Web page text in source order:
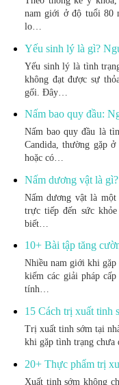
nam giới ở độ tuổi 80
lo…
Yếu sinh lý là gì?
Yếu sinh lý là tình
không đạt được sự
gối. Đây…
Nấm bao quy đầu:
Nấm bao quy đầu là
Candida, thường gặp
hoặc có…
Nấm dương vật là
Nấm dương vật là
trực tiếp đến sức
biết…
10+ Bài tập tăng
Nhiều nam giới khi gặp
kiếm các giải pháp
tính…
15 Cách trị xuất tinh
Trị xuất tinh sớm tại
khi gặp tình trạng
20+ Thực phẩm trị
Xuất tinh sớm không